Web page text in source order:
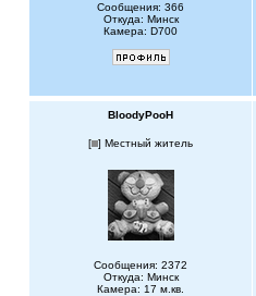
Сообщения: 366
Откуда: Минск
Камера: D700
BloodyPooH
[ ] Местный житель
Сообщения: 2372
Откуда: Минск
Камера: 17 м.кв.